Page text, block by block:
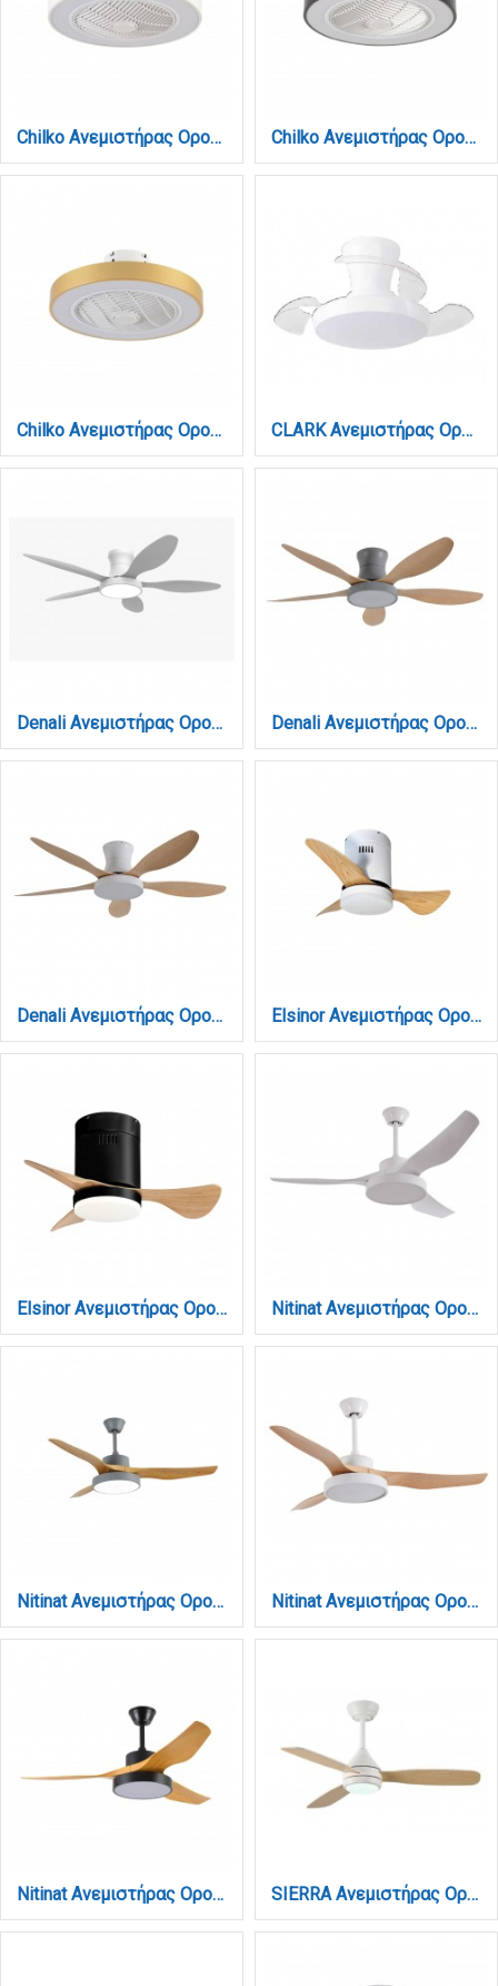
Chilko Ανεμιστήρας Οροφής LED με App Control & 3CCT | Λευκός (101000310) Chilko Ανεμιστήρας Οροφής LED με App Control & 3CCT | Μαύρος (101000320)
Chilko Ανεμιστήρας Οροφής LED με App Control & 3CCT | Χρυσό (101000360) CLARK Ανεμιστήρας Οροφής με LED 24W, DC Μοτέρ & Smart App - Total White (102001110)
Denali Ανεμιστήρας Οροφής με LED 24W, DC Μοτέρ & Smart App - Total White (102000790) Denali Ανεμιστήρας Οροφής με LED 24W, DC Μοτέρ & Smart App - Γκρι/Ξύλο (102000730)
Denali Ανεμιστήρας Οροφής με LED 24W, DC Μοτέρ & Smart App - Λευκό/Ξύλο (102000710) Elsinor Ανεμιστήρας Οροφής με LED 15W, DC Μοτέρ & Smart App - Λευκό/Ξύλο (102000410)
Elsinor Ανεμιστήρας Οροφής με LED 15W, DC Μοτέρ & Smart App - Μαύρο/Ξύλο (102000480) Nitinat Ανεμιστήρας Οροφής με LED 25W, DC Μοτέρ & Smart App - Total White (102000290)
Nitinat Ανεμιστήρας Οροφής με LED 25W, DC Μοτέρ & Smart App - Γκρι/Ξύλο (102000230) Nitinat Ανεμιστήρας Οροφής με LED 25W, DC Μοτέρ & Smart App - Λευκό/Ξύλο (102000210)
Nitinat Ανεμιστήρας Οροφής με LED 25W, DC Μοτέρ & Smart App - Μαύρο/Ξύλο (102000220) SIERRA Ανεμιστήρας Οροφής με LED 20W, DC Μοτέρ & Smart App - Λευκό/Ξύλο (102000810)